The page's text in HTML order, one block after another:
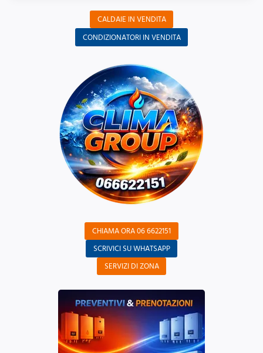
CALDAIE IN VENDITA
CONDIZIONATORI IN VENDITA
CHIAMA ORA 06 6622151
SCRIVICI SU WHATSAPP
SERVIZI DI ZONA